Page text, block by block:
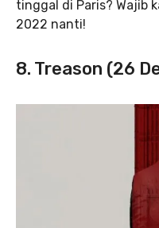
tinggal di Paris? Wajib
2022 nanti!
8. Treason (26